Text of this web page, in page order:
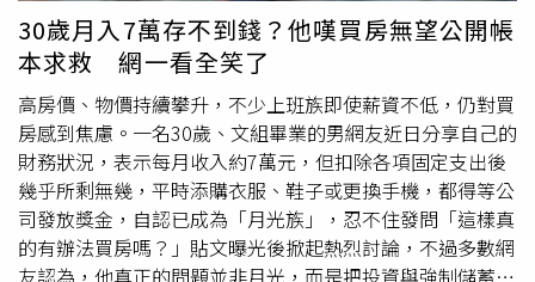
棄自己的權益，畢竟健康才是工作最大的本錢。貼文引發共
鳴。有網友直言，「請病假真的會影響考績，如果不在意主
管觀感，當然可以直接請病假。」也有人指出，公司制度才
是關鍵，「以前公司有全勤獎金，病假還要扣半薪，在特休
還夠用的情況下，大家自然都先請特休，久了也就成了習
慣。」另有過來人分析，薪資與特休天數也會影響請假選
擇，「特休多、薪水高的人通常會先請特休，因為普通病假
可能扣半薪，而特休不用扣薪，相較之下當然會優先使用特
休。」
30歲月入7萬存不到錢？他嘆買房無望公開帳
本求救 網一看全笑了
高房價、物價持續攀升，不少上班族即使薪資不低，仍對買
房感到焦慮。一名30歲、文組畢業的男網友近日分享自己的
財務狀況，表示每月收入約7萬元，但扣除各項固定支出後
幾乎所剩無幾，平時添購衣服、鞋子或更換手機，都得等公
司發放獎金，自認已成為「月光族」，忍不住發問「這樣真
的有辦法買房嗎？」貼文曝光後掀起熱烈討論，不過多數網